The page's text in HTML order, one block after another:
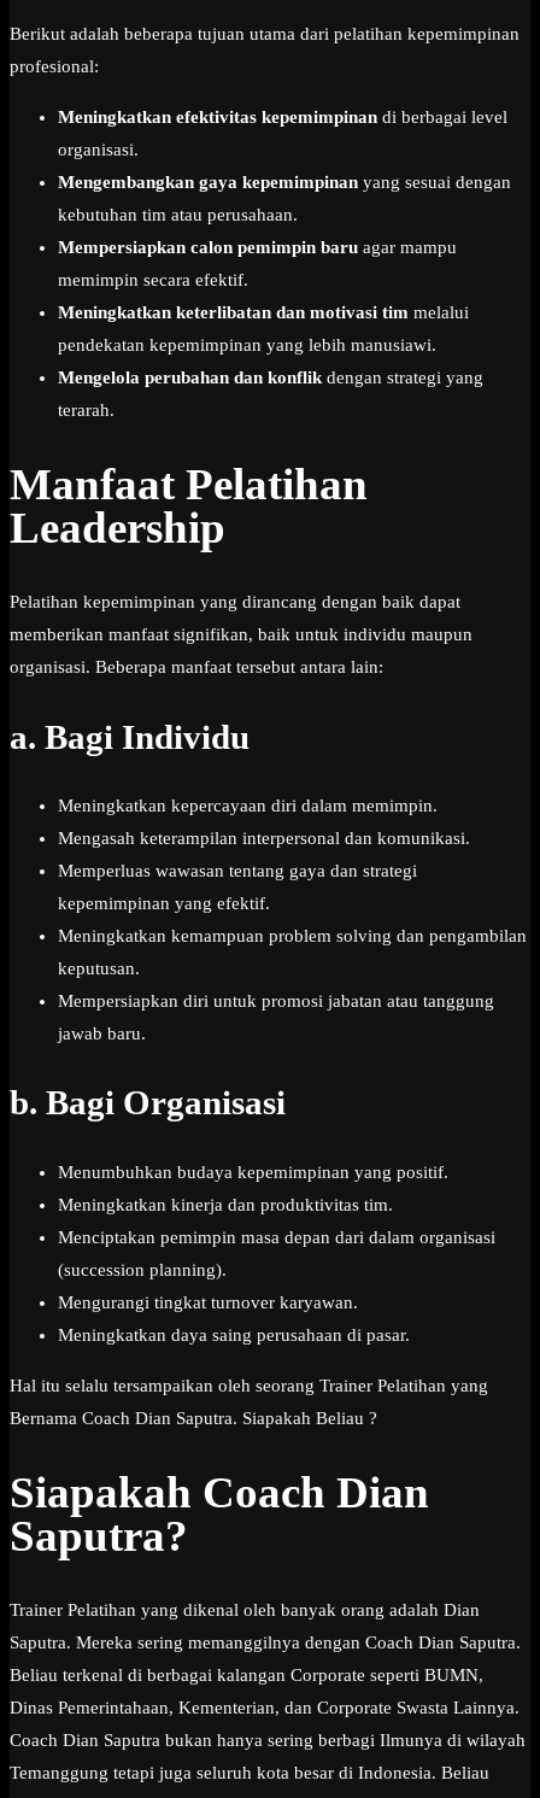
Berikut adalah beberapa tujuan utama dari pelatihan kepemimpinan
profesional:
Meningkatkan efektivitas kepemimpinan di berbagai level
organisasi.
Mengembangkan gaya kepemimpinan yang sesuai dengan
kebutuhan tim atau perusahaan.
Mempersiapkan calon pemimpin baru agar mampu
memimpin secara efektif.
Meningkatkan keterlibatan dan motivasi tim melalui
pendekatan kepemimpinan yang lebih manusiawi.
Mengelola perubahan dan konflik dengan strategi yang
terarah.
Manfaat Pelatihan
Leadership
Pelatihan kepemimpinan yang dirancang dengan baik dapat
memberikan manfaat signifikan, baik untuk individu maupun
organisasi. Beberapa manfaat tersebut antara lain:
a. Bagi Individu
Meningkatkan kepercayaan diri dalam memimpin.
Mengasah keterampilan interpersonal dan komunikasi.
Memperluas wawasan tentang gaya dan strategi
kepemimpinan yang efektif.
Meningkatkan kemampuan problem solving dan pengambilan
keputusan.
Mempersiapkan diri untuk promosi jabatan atau tanggung
jawab baru.
b. Bagi Organisasi
Menumbuhkan budaya kepemimpinan yang positif.
Meningkatkan kinerja dan produktivitas tim.
Menciptakan pemimpin masa depan dari dalam organisasi
(succession planning).
Mengurangi tingkat turnover karyawan.
Meningkatkan daya saing perusahaan di pasar.
Hal itu selalu tersampaikan oleh seorang Trainer Pelatihan yang
Bernama Coach Dian Saputra. Siapakah Beliau ?
Siapakah Coach Dian
Saputra?
Trainer Pelatihan yang dikenal oleh banyak orang adalah Dian
Saputra. Mereka sering memanggilnya dengan Coach Dian Saputra.
Beliau terkenal di berbagai kalangan Corporate seperti BUMN,
Dinas Pemerintahaan, Kementerian, dan Corporate Swasta Lainnya.
Coach Dian Saputra bukan hanya sering berbagi Ilmunya di wilayah
Temanggung tetapi juga seluruh kota besar di Indonesia. Beliau